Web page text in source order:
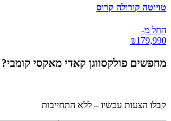
טויוטה קורולה קרוס
החל מ-
₪179,990
מחפשים פולקסווגן קאדי מאקסי קומבי?
קבלו הצעות עכשיו – ללא התחייבות